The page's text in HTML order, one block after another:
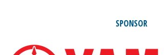
SPONSOR